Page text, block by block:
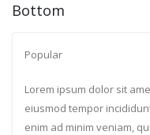
Bottom
Popular
Lorem ipsum dolor sit
eiusmod tempor
enim ad minim veniam,